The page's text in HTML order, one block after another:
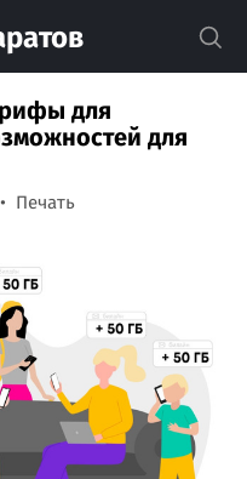
для
для
Печать